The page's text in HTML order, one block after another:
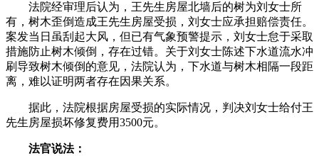
法院经审理后认为，王先生房屋北墙后的树为刘女士所
有，树木歪倒造成王先生房屋受损，刘女士应承担赔偿责任。
案发当日虽刮起大风，但已有气象预警提示，刘女士怠于采取
措施防止树木倾倒，存在过错。关于刘女士陈述下水道流水冲
刷导致树木倾倒的意见，法院认为，下水道与树木相隔一段距
离，难以证明两者存在因果关系。
据此，法院根据房屋受损的实际情况，判决刘女士给付王
先生房屋损坏修复费用3500元。
法官说法：